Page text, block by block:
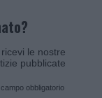
le nostre
pubblicate
campo obbligatorio